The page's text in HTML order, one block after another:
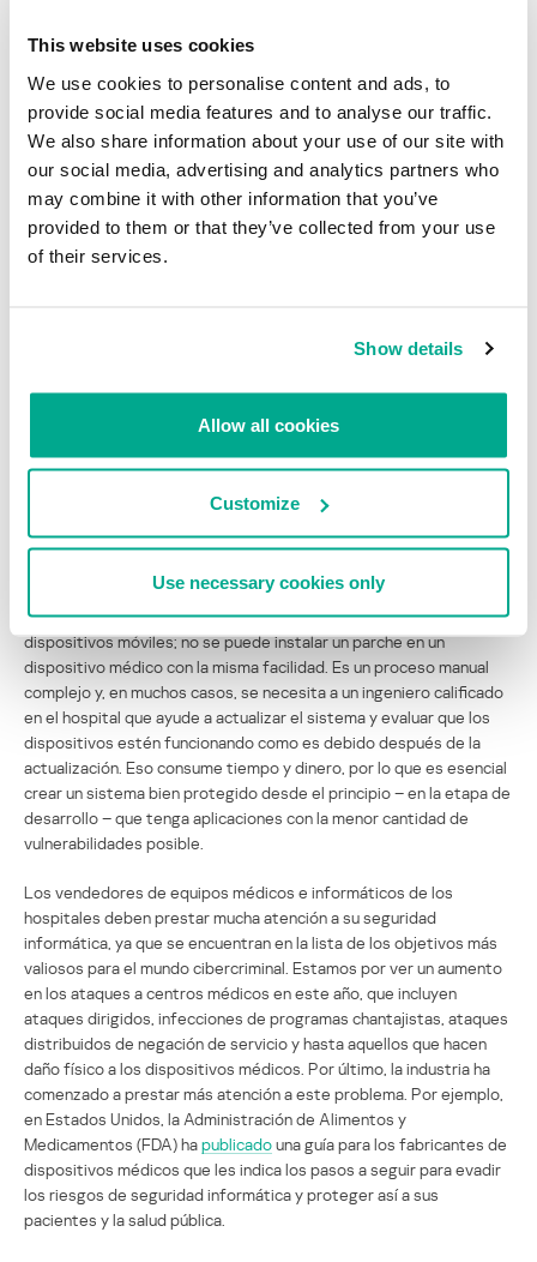
This website uses cookies
We use cookies to personalise content and ads, to
provide social media features and to analyse our traffic.
We also share information about your use of our site with
our social media, advertising and analytics partners who
may combine it with other information that you’ve
provided to them or that they’ve collected from your use
of their services.
Show details
Allow all cookies
Customize
Use necessary cookies only
Resultado del estudio de resonancia magnética de un paciente
aplicación. Aunque no se tenga acceso remoto, ¿por qué quisieron
doctor acceso a la shell de comandos? Esta, sin duda, no debería
ser una característica predeterminada. A esto me refería antes.
grandes fallas; quien tenga la intención de atacar va a descubrir
Otro factor que influye en las vulnerabilidades de las aplicaciones
dificultades de la gestión de parches. Este es un ambiente muy
diferente al de la estructura informática estándar de PCs o
dispositivos móviles; no se puede instalar un parche en un
dispositivo médico con la misma facilidad. Es un proceso manual
complejo y, en muchos casos, se necesita a un ingeniero calificado
en el hospital que ayude a actualizar el sistema y evaluar que los
dispositivos estén funcionando como es debido después de la
actualización. Eso consume tiempo y dinero, por lo que es esencial
crear un sistema bien protegido desde el principio – en la etapa de
desarrollo – que tenga aplicaciones con la menor cantidad de
vulnerabilidades posible.
Los vendedores de equipos médicos e informáticos de los
hospitales deben prestar mucha atención a su seguridad
informática, ya que se encuentran en la lista de los objetivos más
valiosos para el mundo cibercriminal. Estamos por ver un aumento
en los ataques a centros médicos en este año, que incluyen
ataques dirigidos, infecciones de programas chantajistas, ataques
distribuidos de negación de servicio y hasta aquellos que hacen
daño físico a los dispositivos médicos. Por último, la industria ha
comenzado a prestar más atención a este problema. Por ejemplo,
en Estados Unidos, la Administración de Alimentos y
Medicamentos (FDA) hapublicadouna guía para los fabricantes de
dispositivos médicos que les indica los pasos a seguir para evadir
los riesgos de seguridad informática y proteger así a sus
pacientes y la salud pública.